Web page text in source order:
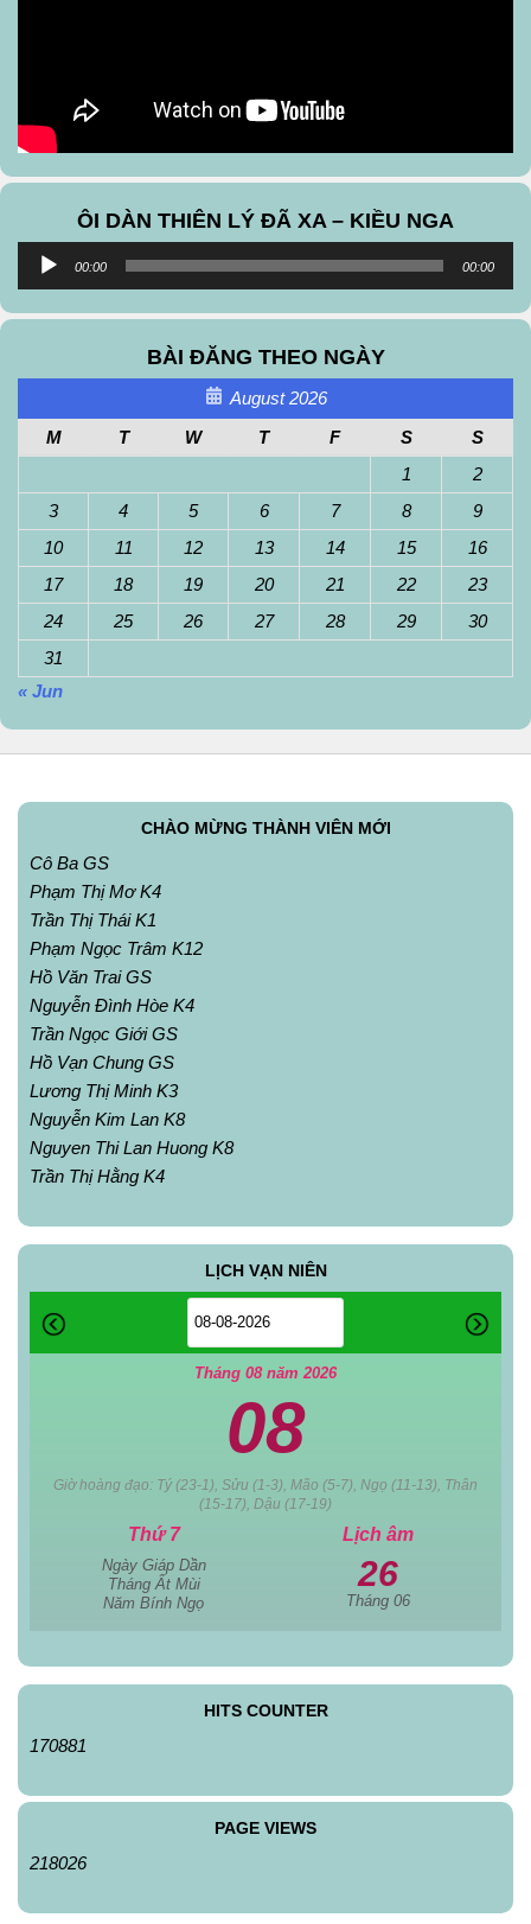
ÔI DÀN THIÊN LÝ ĐÃ XA – KIỀU NGA
Audio
00:00 00:00
BÀI ĐĂNG THEO NGÀY
August 2026
M
T W T F S
S
1
2
3
4 5 6 7 8
9
10
11 12 13 14 15
16
17
18 19 20 21 22
23
24
25 26 27 28 29
30
31
« Jun
CHÀO MỪNG THÀNH VIÊN MỚI
Cô Ba GS
Phạm Thị Mơ K4
Trần Thị Thái K1
Phạm Ngọc Trâm K12
Hồ Văn Trai GS
Nguyễn Đình Hòe K4
Trần Ngọc Giới GS
Hồ Vạn Chung GS
Lương Thị Minh K3
Nguyễn Kim Lan K8
Nguyen Thi Lan Huong K8
Trần Thị Hằng K4
LỊCH VẠN NIÊN
Tháng 08 năm 2026
08
Giờ hoàng đạo: Tý (23-1), Sửu (1-3), Mão (5-7), Ngọ (11-13), Thân
(15-17), Dậu (17-19)
Thứ 7
Ngày Giáp Dần
Tháng Ất Mùi
Năm Bính Ngọ
Lịch âm
26
Tháng 06
HITS COUNTER
170881
PAGE VIEWS
218026